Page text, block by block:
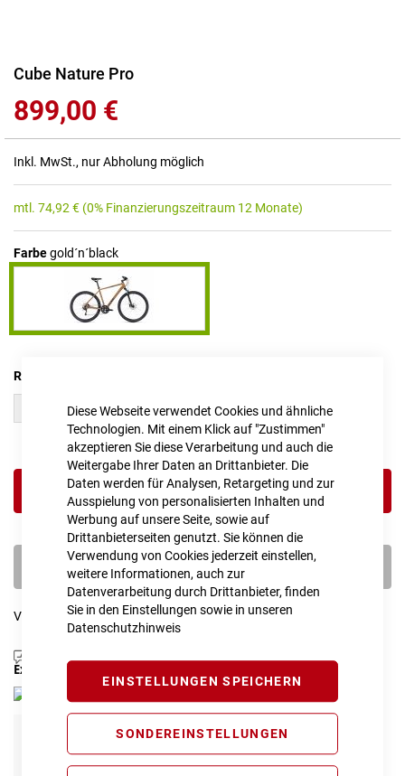
Diese Webseite verwendet Cookies und ähnliche
Technologien. Mit einem Klick auf "Zustimmen"
akzeptieren Sie diese Verarbeitung und auch die
Weitergabe Ihrer Daten an Drittanbieter. Die
Daten werden für Analysen, Retargeting und zur
Ausspielung von personalisierten Inhalten und
Werbung auf unsere Seite, sowie auf
Drittanbieterseiten genutzt. Sie können die
Verwendung von Cookies jederzeit einstellen,
weitere Informationen, auch zur
Datenverarbeitung durch Drittanbieter, finden
Sie in den Einstellungen sowie in unseren
Datenschutzhinweis
EINSTELLUNGEN SPEICHERN
SONDEREINSTELLUNGEN
Zum
der
Bildgalerie
springen
Cube Nature Pro
899,00 €
Inkl. MwSt., nur Abholung möglich
mtl. 74,92 € (0% Finanzierungszeitraum 12 Monate)
Farbegold´n´black
RAHMENHÖHE
50 cm 62 cm
IN DEN WARENKORB
PROBEFAHRT VEREINBAREN
Vergleichsliste: hinzufügen |ansehen
Extra Schutz? Jetzt Tarife entdecken!
Fahrrad Komplettschutz
99,00 € pro Jahr*